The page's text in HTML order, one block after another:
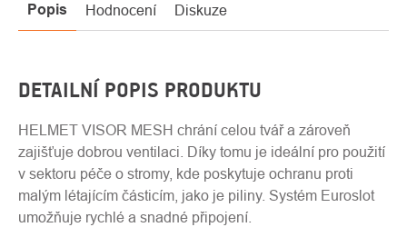
Popis Hodnocení Diskuze
DETAILNÍ POPIS PRODUKTU
HELMET VISOR MESH chrání celou tvář a zároveň
zajišťuje dobrou ventilaci. Díky tomu je ideální pro použití
v sektoru péče o stromy, kde poskytuje ochranu proti
malým létajícím částicím, jako je piliny. Systém Euroslot
umožňuje rychlé a snadné připojení.